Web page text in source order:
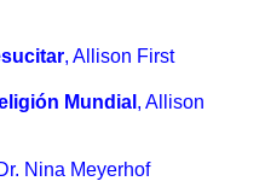
, Allison First
Mundial , Allison
Nina Meyerhof